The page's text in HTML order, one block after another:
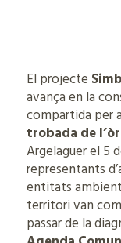
El projecte
avança en la
compartida per
trobada de
Argelaguer el 5
representants
entitats
territori van
passar de la